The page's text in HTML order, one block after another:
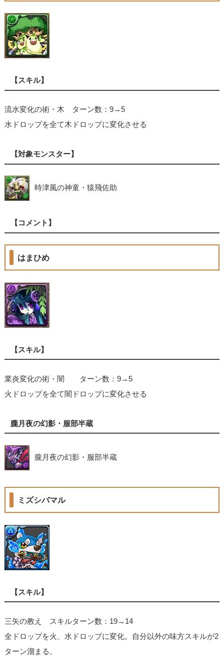
【スキル】
流水変化の術・木 ターン数：9→5
水ドロップを全て木ドロップに変化させる
【対象モンスター】
時津風の神童・猿飛佐助
【コメント】
はまひめ
【スキル】
業炎変化の術・闇 ターン数：9→5
火ドロップを全て闇ドロップに変化させる
朧月夜の幻影・服部半蔵
朧月夜の幻影・服部半蔵
ミズシバマル
【スキル】
三矢の教え スキルターン数：19→14
全ドロップを火、水ドロップに変化。自分以外の味方スキルが2
ターン溜まる。